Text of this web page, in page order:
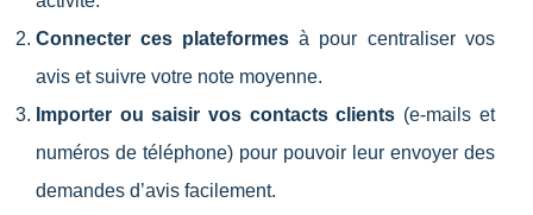
Connecter ces plateformes à pour centraliser vos
avis et suivre votre note moyenne.
Importer ou saisir vos contacts clients (e-mails et
numéros de téléphone) pour pouvoir leur envoyer des
demandes d’avis facilement.